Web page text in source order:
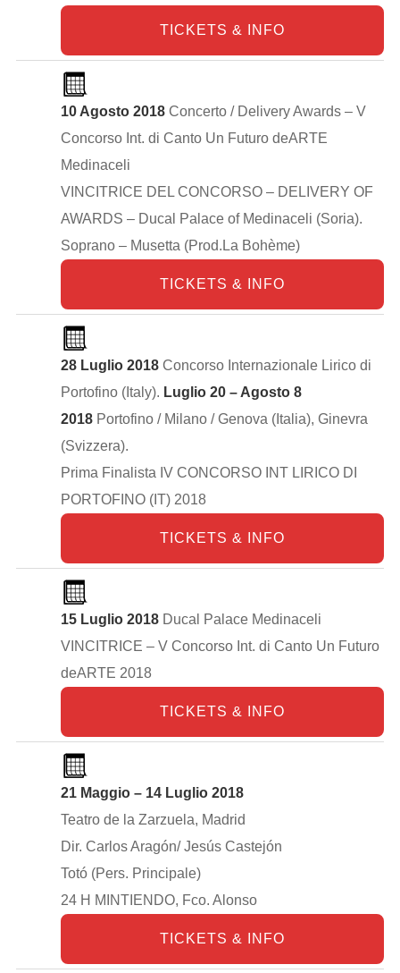
TICKETS & INFO
10 Agosto 2018Concerto / Delivery Awards – V
Concorso Int. di Canto Un Futuro deARTE
Medinaceli
VINCITRICE DEL CONCORSO – DELIVERY OF
AWARDS – Ducal Palace of Medinaceli (Soria).
Soprano – Musetta (Prod.La Bohème)
TICKETS & INFO
28 Luglio 2018Concorso Internazionale Lirico di
Portofino (Italy). Luglio 20 – Agosto 8
2018 Portofino / Milano / Genova (Italia), Ginevra
(Svizzera).
Prima Finalista IV CONCORSO INT LIRICO DI
PORTOFINO (IT) 2018
TICKETS & INFO
15 Luglio 2018Ducal Palace Medinaceli
VINCITRICE – V Concorso Int. di Canto Un Futuro
deARTE 2018
TICKETS & INFO
21 Maggio – 14 Luglio 2018
Teatro de la Zarzuela, Madrid
Dir. Carlos Aragón/ Jesús Castejón
Totó (Pers. Principale)
24 H MINTIENDO, Fco. Alonso
TICKETS & INFO